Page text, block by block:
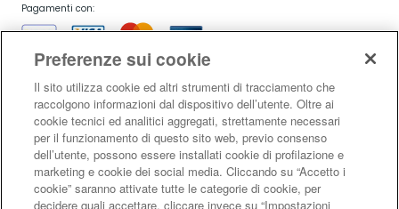
Pagamenti con:
Garanzia:
Condizioni generali di vendita |Condizioni d’uso del sito|Informativa sulla
Preferenze sui cookie
Il sito utilizza cookie ed altri strumenti di tracciamento che
raccolgono informazioni dal dispositivo dell’utente. Oltre ai
cookie tecnici ed analitici aggregati, strettamente necessari
per il funzionamento di questo sito web, previo consenso
dell’utente, possono essere installati cookie di profilazione e
marketing e cookie dei social media. Cliccando su “Accetto i
cookie” saranno attivate tutte le categorie di cookie, per
decidere quali accettare, cliccare invece su “Impostazioni